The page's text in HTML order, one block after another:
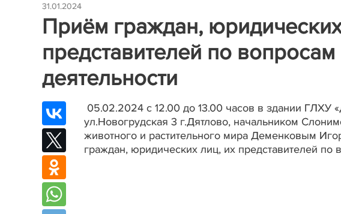
31.01.2024
Приём граждан,
представителей по
деятельности
05.02.2024 с 12.00 до 13.00 часов в здании ГЛХУ
ул.Новогрудская 3 г.Дятлово, начальником
животного и растительного мира Деменковым
граждан, юридических лиц, их представителей по